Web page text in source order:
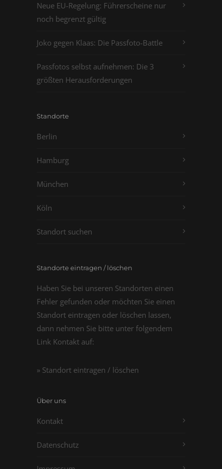
Neue EU-Regelung: Führerscheine nur
noch begrenzt gültig
Joko gegen Klaas: Die Passfoto-Battle
Passfotos selbst aufnehmen: Die 3
größten Herausforderungen
Standorte
Berlin
Hamburg
München
Köln
Standort suchen
Standorte eintragen / löschen
Haben Sie bei unseren Standorten einen
Fehler gefunden oder möchten Sie einen
Standort eintragen oder löschen lassen,
dann nehmen Sie bitte unter folgendem
Link Kontakt auf:
» Standort eintragen / löschen
Über uns
Kontakt
Datenschutz